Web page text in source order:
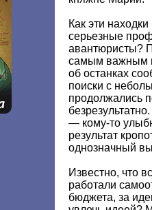
Как эти
серьезные
авантюристы?
самым важным
об останках
поиски с
продолжались
— кому-то
результат
однозначный
Известно, что
работали
бюджета, за